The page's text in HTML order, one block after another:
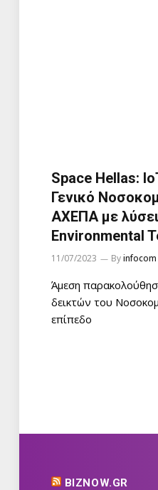
Space Hellas:
Γενικό
ΑΧΕΠΑ με
Environmental
11/07/2023 Byinfocom
Άμεση
δεικτών του
επίπεδο
BIZNOW.GR